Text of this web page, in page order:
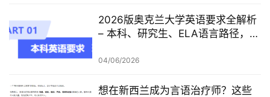
2026版奥克兰大学英语要求全解析
– 本科、研究生、ELA语言路径，一
04/06/2026
想在新西兰成为言语治疗师？这些